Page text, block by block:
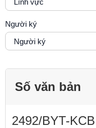
Người ký
Số văn bản
2492/BYT-KCB